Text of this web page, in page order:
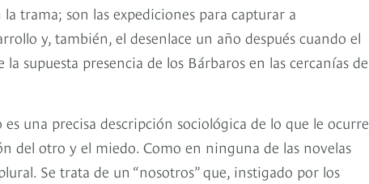
trama; son las expediciones para capturar a
y, también, el desenlace un año después cuando el
supuesta presencia de los Bárbaros en las cercanías de
una precisa descripción sociológica de lo que le ocurre
del otro y el miedo. Como en ninguna de las novelas
Se trata de un “nosotros” que, instigado por los